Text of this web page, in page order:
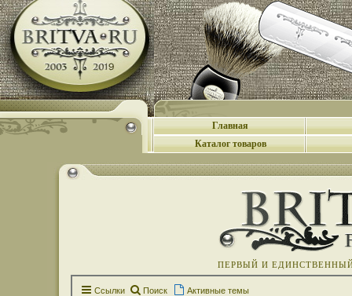
Главная
Каталог товаров
ПЕРВЫЙ И
Ссылки Поиск Активные темы